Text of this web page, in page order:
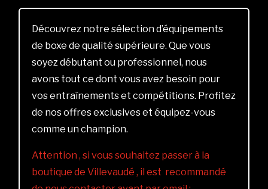
Découvrez notre sélection d’équipements
de boxe de qualité supérieure. Que vous
soyez débutant ou professionnel, nous
avons tout ce dont vous avez besoin pour
vos entraînements et compétitions. Profitez
de nos offres exclusives et équipez-vous
comme un champion.
Attention , si vous souhaitez passer à la
boutique de Villevaudé , il est recommandé